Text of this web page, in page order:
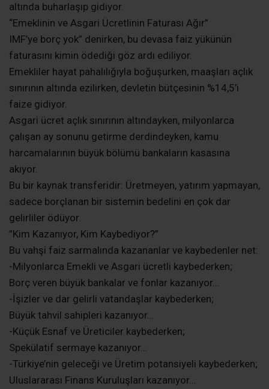
altında buharlaşıp gidiyor.
“​Emeklinin ve Asgari Ücretlinin Faturası Ağır”
IMF’ye borç yok” denirken, bu devasa faiz yükünün
faturasını kimin ödediği göz ardı ediliyor.
​Emekliler hayat pahalılığıyla boğuşurken, maaşları açlık
sınırının altında ezilirken, devletin bütçesinin %14,5’i
faize gidiyor.
​Asgari ücret açlık sınırının altındayken, milyonlarca
çalışan ay sonunu getirme derdindeyken, kamu
harcamalarının büyük bölümü bankaların kasasına
akıyor.
​Bu bir kaynak transferidir: Üretmeyen, yatırım yapmayan,
sadece borçlanan bir sistemin bedelini en çok dar
gelirliler ödüyor.
​”Kim Kazanıyor, Kim Kaybediyor?”
​Bu vahşi faiz sarmalında kazananlar ve kaybedenler net:
-Milyonlarca Emekli ve Asgari ücretli kaybederken;
Borç veren büyük bankalar ve fonlar kazanıyor…
-İşizler ve dar gelirli vatandaşlar kaybederken;
Büyük tahvil sahipleri kazanıyor…
-Küçük Esnaf ve Üreticiler kaybederken;
Spekülatif sermaye kazanıyor…
-Türkiye’nin geleceği ve Üretim potansiyeli kaybederken;
Uluslararası Finans Kuruluşları kazanıyor…